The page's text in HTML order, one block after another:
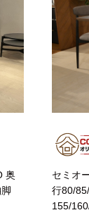
由なセ
ンカウン
リムキッチ
奥
セミオ
行80/
155/